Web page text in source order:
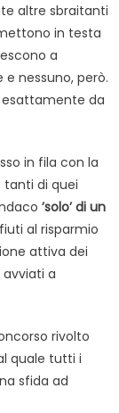
altre sbraitanti
in testa
a
nessuno, però.
esattamente da
in fila con la
di quei
’solo’ di un
al risparmio
attiva dei
a
rivolto
quale tutti i
sfida ad